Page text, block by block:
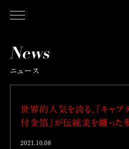
ニュース
世界的人気を誇る、『キャプ
付金箔』が伝統美を纏った
2021.10.08